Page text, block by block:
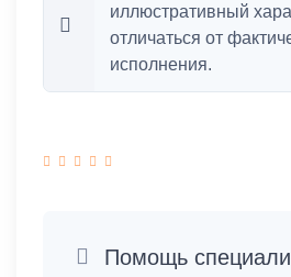
иллюстративный
отличаться от
исполнения.
Помощь